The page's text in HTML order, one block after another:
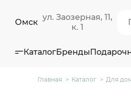
Омск
ул. Заозерная, 11,
к. 1
КаталогБренды
Главная Каталог Для